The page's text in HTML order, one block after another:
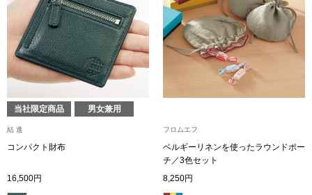
その他
財布／小物
当社限定商品 男女兼用
結 進
コンパクト財布
16,500円
フロムエフ
ベルギーリネンを使ったラウンドポー
チ／3色セット
8,250円